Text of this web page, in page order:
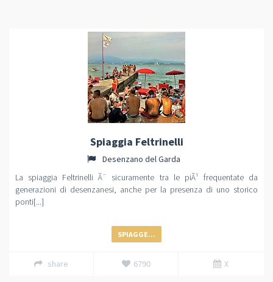
Spiaggia Feltrinelli
Desenzano del Garda
La spiaggia Feltrinelli Ã¨ sicuramente tra le piÃ¹ frequentate da
generazioni di desenzanesi, anche per la presenza di uno storico
ponti[...]
SPIAGGE...
share 6790 X